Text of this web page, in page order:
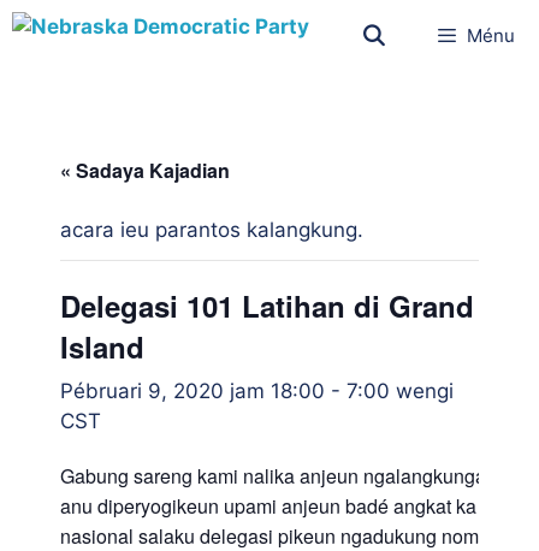
Ménu
« Sadaya Kajadian
acara ieu parantos kalangkung.
Delegasi 101 Latihan di Grand
Island
Pébruari 9, 2020 jam 18:00 - 7:00 wengi
CST
Gabung sareng kami nalika anjeun ngalangkungan
anu diperyogikeun upami anjeun badé angkat ka
nasional salaku delegasi pikeun ngadukung nominasi